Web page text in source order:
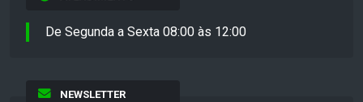
De Segunda a Sexta 08:00 às 12:00
NEWSLETTER